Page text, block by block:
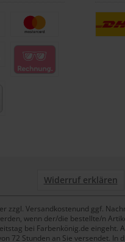
Widerruf erklären
zzgl. Versandkostenund ggf.
wenn der/die bestellte/n
bei Farbenkönig.de
72 Stunden an Sie versendet.